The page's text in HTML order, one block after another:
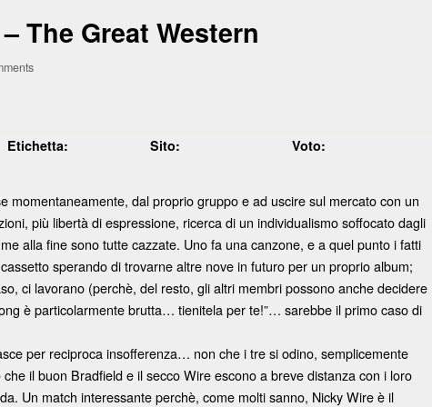
The Great Western
Etichetta: Sito: Voto:
momentaneamente, dal proprio gruppo e ad uscire sul mercato con un
più libertà di espressione, ricerca di un individualismo soffocato dagli
alla fine sono tutte cazzate. Uno fa una canzone, e a quel punto i fatti
sperando di trovarne altre nove in futuro per un proprio album;
ci lavorano (perchè, del resto, gli altri membri possono anche decidere
è particolarmente brutta… tienitela per te!”… sarebbe il primo caso di
per reciproca insofferenza… non che i tre si odino, semplicemente
il buon Bradfield e il secco Wire escono a breve distanza con i loro
Un match interessante perchè, come molti sanno, Nicky Wire è il